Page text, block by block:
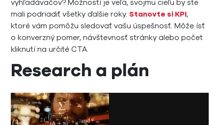
vyhľadávačov? Možností je veľa, svojmu cieľu by ste
mali podriadiť všetky ďalšie roky.Stanovte si KPI,
ktoré vám pomôžu sledovať vašu úspešnosť. Môže ísť
o konverzný pomer, návštevnosť stránky alebo počet
kliknutí na určité CTA.
Research a plán